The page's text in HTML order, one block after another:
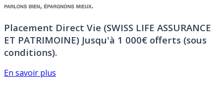
Placement Direct Vie (SWISS LIFE ASSURANCE
ET PATRIMOINE) Jusqu'à 1 000€ offerts (sous
conditions).
En savoir plus